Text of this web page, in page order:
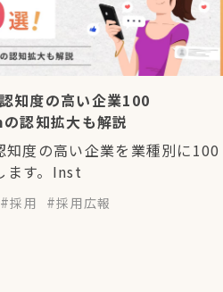
知度の高い企業100
認知拡大も解説
度の高い企業を業種別に100
ます。Inst
採用 採用広報